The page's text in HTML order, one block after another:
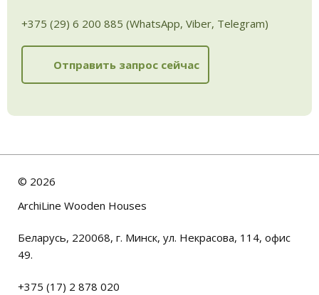
+375 (29) 6 200 885 (WhatsApp, Viber, Telegram)
Отправить запрос сейчас
© 2026
ArchiLine Wooden Houses
Беларусь, 220068, г. Минск, ул. Некрасова, 114, офис
49.
+375 (17) 2 878 020